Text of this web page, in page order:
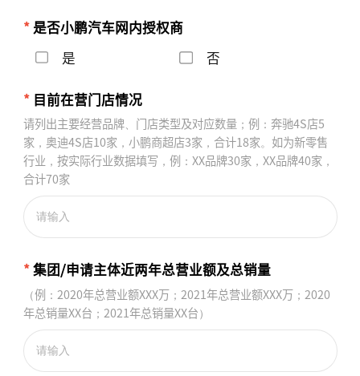
*是否小鹏汽车网内授权商
是 否
*目前在营门店情况
请列出主要经营品牌、门店类型及对应数量；例：奔驰4S店5
家，奥迪4S店10家，小鹏商超店3家，合计18家。如为新零售
行业，按实际行业数据填写，例：XX品牌30家，XX品牌40家，
合计70家
*集团/申请主体近两年总营业额及总销量
（例：2020年总营业额XXX万；2021年总营业额XXX万；2020
年总销量XX台；2021年总销量XX台）